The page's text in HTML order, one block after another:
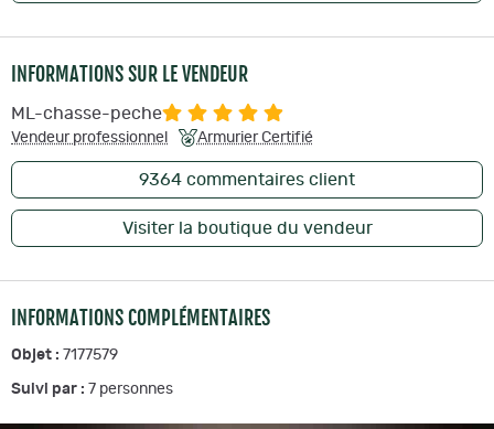
INFORMATIONS SUR LE VENDEUR
ML-chasse-peche
Vendeur professionnel Armurier Certifié
9364 commentaires client
Visiter la boutique du vendeur
INFORMATIONS COMPLÉMENTAIRES
Objet : 7177579
Suivi par : 7 personnes